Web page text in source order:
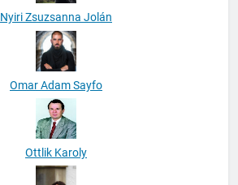
Nyiri Zsuzsanna Jolán
Omar Adam Sayfo
Ottlik Karoly